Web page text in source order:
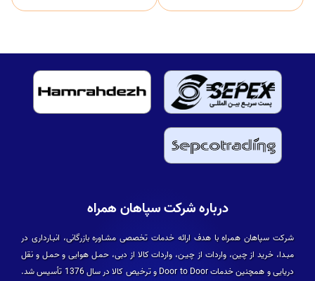
درباره شرکت سپاهان همراه
شرکت سپاهان همراه با هدف ارائه خدمات تخصصی مشـاوره بازرگانی، انبـارداری در
مبـدا، خرید از چین، واردات از چیـن، واردات کالا از دبی، حمـل هوایی و حمـل و نقل
دریایی و همچنین خدمات Door to Door و ترخیص کالا در سال 1376 تأسیس شد.